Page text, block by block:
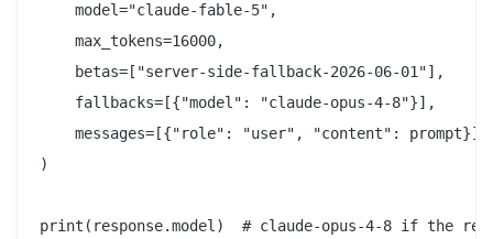
    model="claude-fable-5",
    max_tokens=16000,
    betas=["server-side-fallback-2026-06-01"],
    fallbacks=[{"model": "claude-opus-4-8"}],
    messages=[{"role": "user", "content": prompt}],
)